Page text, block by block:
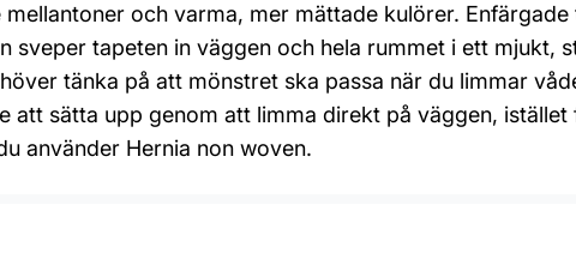
och varma, mer mättade kulörer.
sveper tapeten in väggen och hela rummet i ett mjukt,
tänka på att mönstret ska passa när du limmar
sätta upp genom att limma direkt på väggen,
använder Hernia non woven.